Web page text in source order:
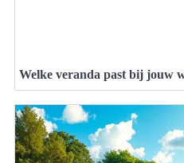
Welke veranda past bij jouw